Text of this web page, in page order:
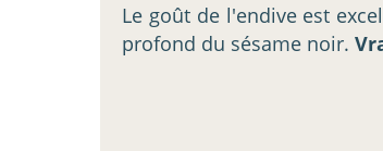
Le goût de l'endive est
profond du sésame noir.